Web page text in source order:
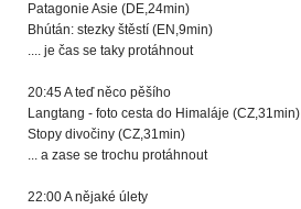
Patagonie Asie (DE,24min)
Bhútán: stezky štěstí (EN,9min)
.... je čas se taky protáhnout
20:45 A teď něco pěšího
Langtang - foto cesta do Himaláje (CZ,31min)
Stopy divočiny (CZ,31min)
... a zase se trochu protáhnout
22:00 A nějaké úlety